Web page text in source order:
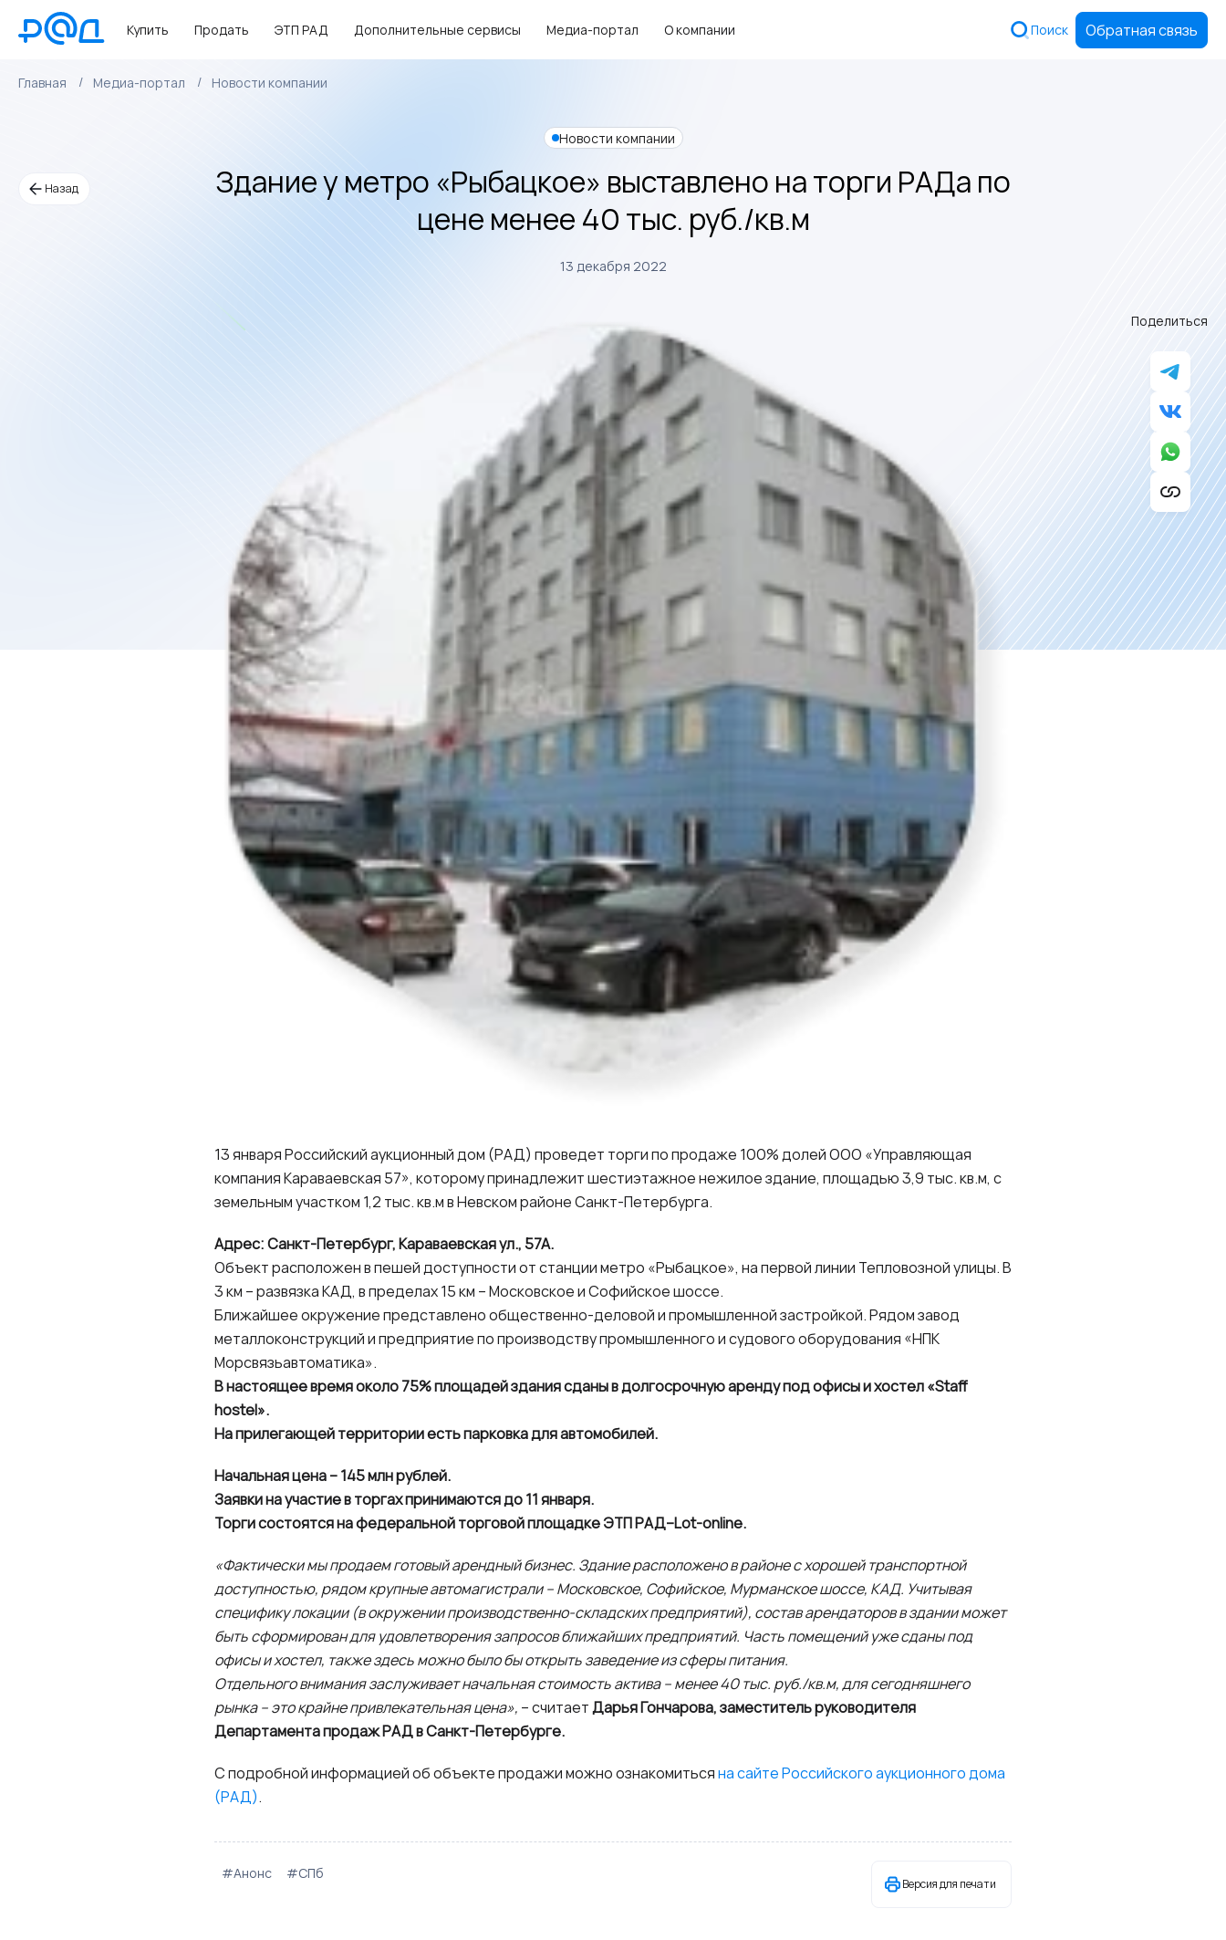
Купить Продать ЭТП РАД Дополнительные сервисы Медиа-портал О компании Поиск Обратная связь
Главная Медиа-портал Новости компании
Назад
Новости компании
Здание у метро «Рыбацкое» выставлено на торги РАДа по
цене менее 40 тыс. руб./кв.м
13 декабря 2022
13 января Российский аукционный дом (РАД) проведет торги по продаже 100% долей ООО «Управляющая
компания Караваевская 57», которому принадлежит шестиэтажное нежилое здание, площадью 3,9 тыс. кв.м, с
земельным участком 1,2 тыс. кв.м в Невском районе Санкт-Петербурга.
Адрес: Санкт-Петербург, Караваевская ул., 57А.
Объект расположен в пешей доступности от станции метро «Рыбацкое», на первой линии Тепловозной улицы. В
3 км – развязка КАД, в пределах 15 км – Московское и Софийское шоссе.
Ближайшее окружение представлено общественно-деловой и промышленной застройкой. Рядом завод
металлоконструкций и предприятие по производству промышленного и судового оборудования «НПК
Морсвязьавтоматика».
В настоящее время около 75% площадей здания сданы в долгосрочную аренду под офисы и хостел «Staff
hostel».
На прилегающей территории есть парковка для автомобилей.
Начальная цена – 145 млн рублей.
Заявки на участие в торгах принимаются до 11 января.
Торги состоятся на федеральной торговой площадке ЭТП РАД–Lot-online.
«Фактически мы продаем готовый арендный бизнес. Здание расположено в районе с хорошей транспортной
доступностью, рядом крупные автомагистрали – Московское, Софийское, Мурманское шоссе, КАД. Учитывая
специфику локации (в окружении производственно-складских предприятий), состав арендаторов в здании может
быть сформирован для удовлетворения запросов ближайших предприятий. Часть помещений уже сданы под
офисы и хостел, также здесь можно было бы открыть заведение из сферы питания.
Отдельного внимания заслуживает начальная стоимость актива – менее 40 тыс. руб./кв.м, для сегодняшнего
рынка – это крайне привлекательная цена», – считаетДарья Гончарова, заместитель руководителя
Департамента продаж РАД в Санкт-Петербурге.
С подробной информацией об объекте продажи можно ознакомитьсяна сайте Российского аукционного дома
(РАД).
#Анонс #СПб
Версия для печати
Поделиться